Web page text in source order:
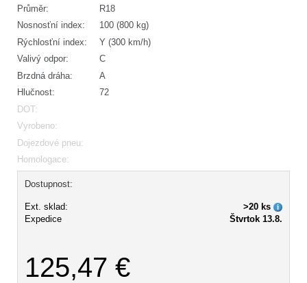
Průměr:
R18
Nosnosťní index:
100 (800 kg)
Rýchlosťní index:
Y (300 km/h)
Valivý odpor:
C
Brzdná dráha:
A
Hlučnost:
72
DOT:
Vyrobeno:
Dojezdové pneu:
Homologace:
Dostupnost:
Ext. sklad:
>20 ks
Expedice
Štvrtok 13.8.
125,47 €